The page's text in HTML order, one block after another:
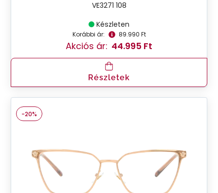
VE3271 108
Készleten
Korábbi ár: 89.990 Ft
Akciós ár: 44.995 Ft
Részletek
-20%